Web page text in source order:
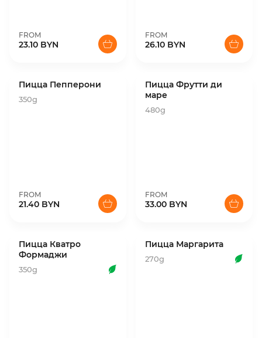
FROM
23.10 BYN
FROM
26.10 BYN
Пицца Пепперони
350g
FROM
21.40 BYN
Пицца Фрутти ди
маре
480g
FROM
33.00 BYN
Пицца Кватро
Формаджи
350g
Пицца Маргарита
270g